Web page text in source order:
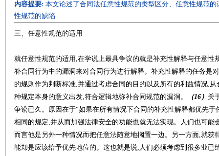
内容提要: 本文论述了合同法任意性规范的类型区分、任意性规范
性规范的缺陷
三、任意性规范的适用
就任意性规范的适用,在学说上最具争议的就是补充性解释与任意
补合同行为中的漏洞来对合同行为进行解释。补充性解释的任务是
的规则作为判断标准,并通过考虑合同的目的以及所有的利益情况,
种规定本身的意义出发,符合逻辑地弥补合同规范的漏洞。
（16 ） 关
争讼已久。原因在于“如果在所有情况下合同的补充性解释都优先
相同的规定,并从而加强法律安全的功能也就无法实现。人们也可
而言他是另外一种情况而把任意法随意地搁置一边。另一方面,就
能却是应该给予优先地位的。这也就是说,人们必须考虑到很多业已